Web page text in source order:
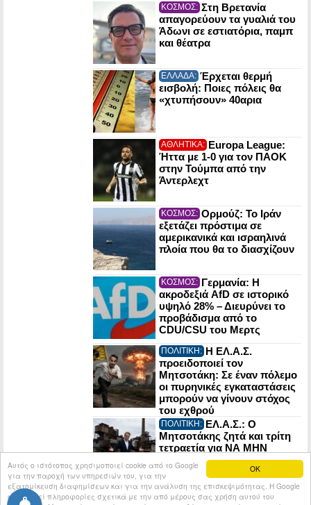
OK
Αυτός ο ιστότοπος χρησιμοποιεί cookie από το Google
για την παροχή των υπηρεσιών του, για την
εξατομίκευση διαφημίσεων και για την ανάλυση της επισκεψιμότητας. Η Google
κοινοποιεί πληροφορίες σχετικά με την από μέρους σας χρήση αυτού του
ΚΟΣΜΟΣ: Στη Βρετανία
απαγορεύουν τα γυαλιά του
Άδωνι σε εστιατόρια, παμπ
και θέατρα
ΕΛΛΑΔΑ: Έρχεται θερμή
εισβολή: Ποιες πόλεις θα
«χτυπήσουν» 40αρια
ΑΘΛΗΤΙΚΑ: Europa League:
Ήττα με 1-0 για τον ΠΑΟΚ
στην Τούμπα από την
Άντερλεχτ
ΚΟΣΜΟΣ: Ορμούζ: Το Ιράν
εξετάζει πρόστιμα σε
αμερικανικά και ισραηλινά
πλοία που θα το διασχίζουν
ΚΟΣΜΟΣ: Γερμανία: Η
ακροδεξιά AfD σε ιστορικό
υψηλό 28% – Διευρύνει το
προβάδισμα από το
CDU/CSU του Μερτς
ΠΟΛΙΤΙΚΗ: Η ΕΛ.Α.Σ.
προειδοποιεί τον
Μητσοτάκη: Σε έναν πόλεμο
οι πυρηνικές εγκαταστάσεις
μπορούν να γίνουν στόχος
του εχθρού
ΠΟΛΙΤΙΚΗ: ΕΛ.Α.Σ.: Ο
Μητσοτάκης ζητά και τρίτη
τετραετία για ΝΑ ΜΗΝ
ΚΑΝΕΙ τίποτα! – Τα ψέματά
του για τη βιομηχανία